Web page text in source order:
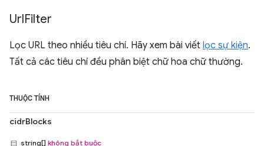
UrlFilter
Lọc URL theo nhiều tiêu chí. Hãy xem bài viết lọc sự kiện.
Tất cả các tiêu chí đều phân biệt chữ hoa chữ thường.
THUỘC TÍNH
cidrBlocks
string[] không bắt buộc